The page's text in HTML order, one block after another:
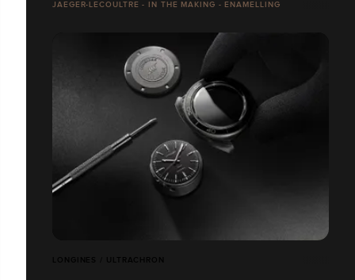
JAEGER-LECOULTRE - IN THE MAKING - ENAMELLING
LONGINES / ULTRACHRON